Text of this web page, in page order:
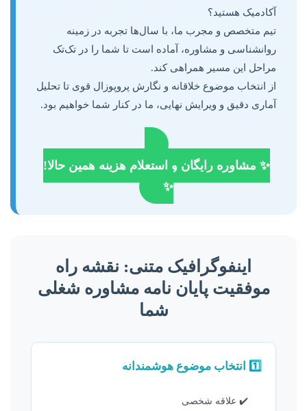
آکادمیک هستید؟
تیم متخصص و مجرب ما، با سال‌ها تجربه در زمینه
روانشناسی و مشاوره، آماده است تا شما را در تک‌تک
مراحل این مسیر همراهی کند.
از انتخاب موضوع خلاقانه و نگارش پروپوزال قوی تا تحلیل
آماری دقیق و ویرایش نهایی، ما در کنار شما خواهیم بود.
✨ مشاوره رایگان و استعلام هزینه همین حالا!
✨
اینفوگرافیک متنی: نقشه راه
موفقیت پایان نامه مشاوره شغلی
شما
1️⃣ انتخاب موضوع هوشمندانه
✔️ علاقه شخصی